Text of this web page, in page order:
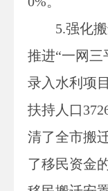
5.强化
推进“一网
录入水利项目
扶持人口
清了全市搬
了移民资金